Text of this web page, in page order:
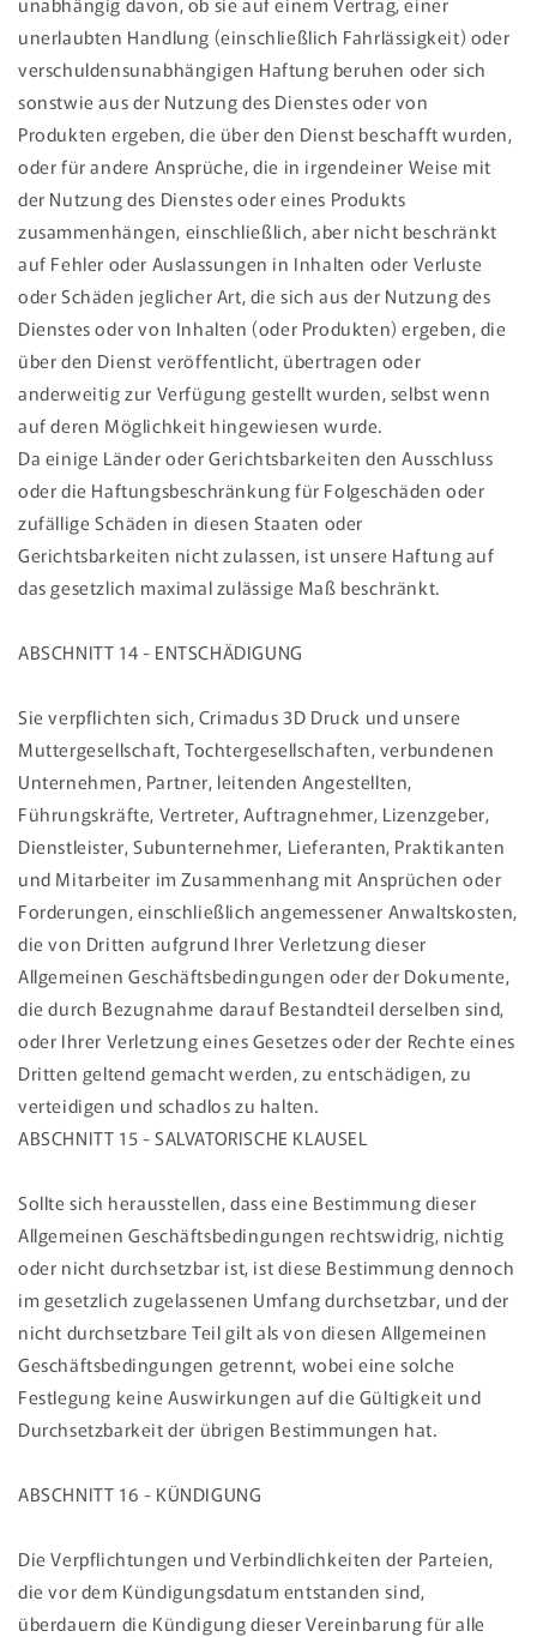
unerlaubten Handlung (einschließlich Fahrlässigkeit) oder
verschuldensunabhängigen Haftung beruhen oder sich
sonstwie aus der Nutzung des Dienstes oder von
Produkten ergeben, die über den Dienst beschafft wurden,
oder für andere Ansprüche, die in irgendeiner Weise mit
der Nutzung des Dienstes oder eines Produkts
zusammenhängen, einschließlich, aber nicht beschränkt
auf Fehler oder Auslassungen in Inhalten oder Verluste
oder Schäden jeglicher Art, die sich aus der Nutzung des
Dienstes oder von Inhalten (oder Produkten) ergeben, die
über den Dienst veröffentlicht, übertragen oder
anderweitig zur Verfügung gestellt wurden, selbst wenn
auf deren Möglichkeit hingewiesen wurde.
Da einige Länder oder Gerichtsbarkeiten den Ausschluss
oder die Haftungsbeschränkung für Folgeschäden oder
zufällige Schäden in diesen Staaten oder
Gerichtsbarkeiten nicht zulassen, ist unsere Haftung auf
das gesetzlich maximal zulässige Maß beschränkt.
ABSCHNITT 14 - ENTSCHÄDIGUNG
Sie verpflichten sich, Crimadus 3D Druck und unsere
Muttergesellschaft, Tochtergesellschaften, verbundenen
Unternehmen, Partner, leitenden Angestellten,
Führungskräfte, Vertreter, Auftragnehmer, Lizenzgeber,
Dienstleister, Subunternehmer, Lieferanten, Praktikanten
und Mitarbeiter im Zusammenhang mit Ansprüchen oder
Forderungen, einschließlich angemessener Anwaltskosten,
die von Dritten aufgrund Ihrer Verletzung dieser
Allgemeinen Geschäftsbedingungen oder der Dokumente,
die durch Bezugnahme darauf Bestandteil derselben sind,
oder Ihrer Verletzung eines Gesetzes oder der Rechte eines
Dritten geltend gemacht werden, zu entschädigen, zu
verteidigen und schadlos zu halten.
ABSCHNITT 15 - SALVATORISCHE KLAUSEL
Sollte sich herausstellen, dass eine Bestimmung dieser
Allgemeinen Geschäftsbedingungen rechtswidrig, nichtig
oder nicht durchsetzbar ist, ist diese Bestimmung dennoch
im gesetzlich zugelassenen Umfang durchsetzbar, und der
nicht durchsetzbare Teil gilt als von diesen Allgemeinen
Geschäftsbedingungen getrennt, wobei eine solche
Festlegung keine Auswirkungen auf die Gültigkeit und
Durchsetzbarkeit der übrigen Bestimmungen hat.
ABSCHNITT 16 - KÜNDIGUNG
Die Verpflichtungen und Verbindlichkeiten der Parteien,
die vor dem Kündigungsdatum entstanden sind,
überdauern die Kündigung dieser Vereinbarung für alle